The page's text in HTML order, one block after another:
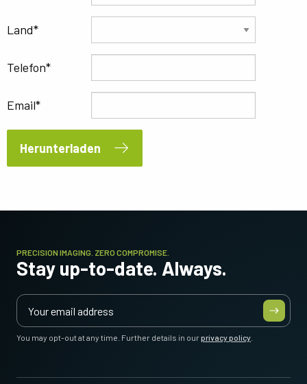
Land
Telefon
Email
Herunterladen
PRECISION IMAGING. ZERO COMPROMISE.
Stay up-to-date. Always.
You may opt-out at any time. Further details in ourprivacy policy